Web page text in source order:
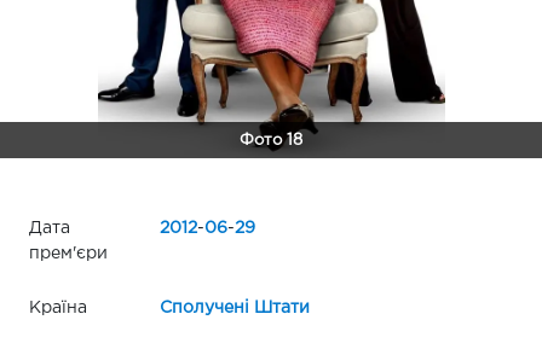
Фото 18
Дата
прем'єри
2012-06-29
Країна Сполучені Штати